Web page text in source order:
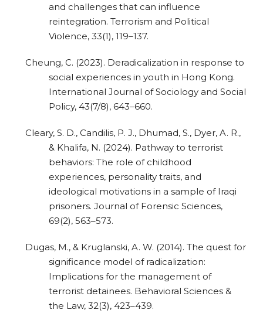
and challenges that can influence
reintegration. Terrorism and Political
Violence, 33(1), 119–137.
Cheung, C. (2023). Deradicalization in response to
social experiences in youth in Hong Kong.
International Journal of Sociology and Social
Policy, 43(7/8), 643–660.
Cleary, S. D., Candilis, P. J., Dhumad, S., Dyer, A. R.,
& Khalifa, N. (2024). Pathway to terrorist
behaviors: The role of childhood
experiences, personality traits, and
ideological motivations in a sample of Iraqi
prisoners. Journal of Forensic Sciences,
69(2), 563–573.
Dugas, M., & Kruglanski, A. W. (2014). The quest for
significance model of radicalization:
Implications for the management of
terrorist detainees. Behavioral Sciences &
the Law, 32(3), 423–439.